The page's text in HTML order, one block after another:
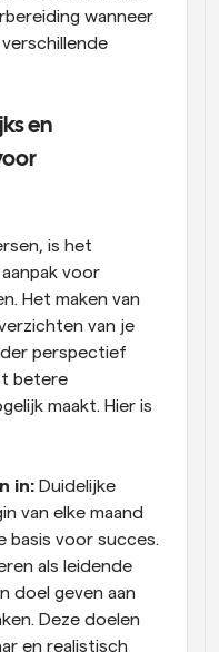
wanneer
en
is het
voor
Het maken van
van je
perspectief
betere
maakt. Hier is
in: Duidelijke
van elke maand
basis voor succes.
als leidende
doel geven aan
Deze doelen
en realistisch